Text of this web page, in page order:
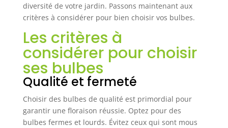
diversité de votre jardin. Passons maintenant aux
critères à considérer pour bien choisir vos bulbes.
Les critères à
considérer pour choisir
ses bulbes
Qualité et fermeté
Choisir des bulbes de qualité est primordial pour
garantir une floraison réussie. Optez pour des
bulbes fermes et lourds. Évitez ceux qui sont mous